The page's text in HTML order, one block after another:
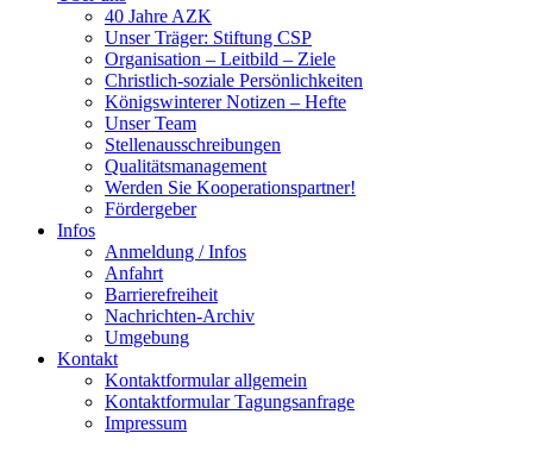
40 Jahre AZK
Unser Träger: Stiftung CSP
Organisation – Leitbild – Ziele
Christlich-soziale Persönlichkeiten
Königswinterer Notizen – Hefte
Unser Team
Stellenausschreibungen
Qualitätsmanagement
Werden Sie Kooperationspartner!
Fördergeber
Infos
Anmeldung / Infos
Anfahrt
Barrierefreiheit
Nachrichten-Archiv
Umgebung
Kontakt
Kontaktformular allgemein
Kontaktformular Tagungsanfrage
Impressum